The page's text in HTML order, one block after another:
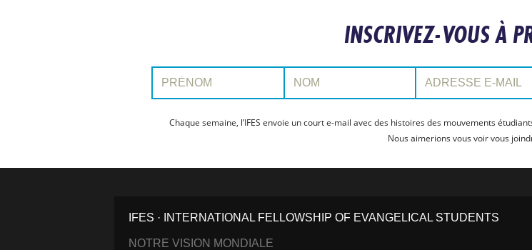
INSCRIVEZ-VOUS À
Prénom: Nom: Adresse e-mail:
Chaque semaine, l’IFES envoie un court e-mail avec des histoires des mouvements
Nous aimerions vous voir vous
IFES · INTERNATIONAL FELLOWSHIP OF EVANGELICAL STUDENTS
NOTRE VISION MONDIALE